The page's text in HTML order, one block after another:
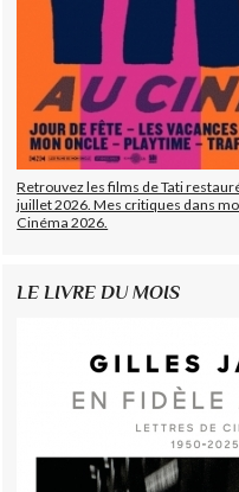
Retrouvez les films de Tati
juillet 2026. Mes critiques dans
Cinéma 2026.
LE LIVRE DU MOIS